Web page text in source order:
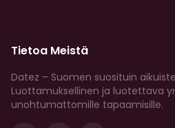
Tietoa Meistä
Datez – Suomen suosituin
Luottamuksellinen ja luotettava
unohtumattomille tapaamisille.